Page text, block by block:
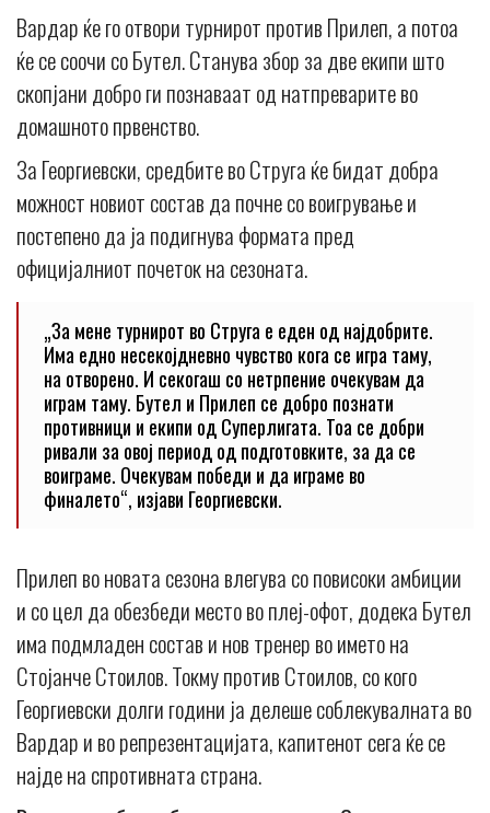
Вардар ќе го отвори турнирот против Прилеп, а потоа
ќе се соочи со Бутел. Станува збор за две екипи што
скопјани добро ги познаваат од натпреварите во
домашното првенство.
За Георгиевски, средбите во Струга ќе бидат добра
можност новиот состав да почне со воигрување и
постепено да ја подигнува формата пред
официјалниот почеток на сезоната.
„За мене турнирот во Струга е еден од најдобрите.
Има едно несекојдневно чувство кога се игра таму,
на отворено. И секогаш со нетрпение очекувам да
играм таму. Бутел и Прилеп се добро познати
противници и екипи од Суперлигата. Тоа се добри
ривали за овој период од подготовките, за да се
воиграме. Очекувам победи и да играме во
финалето“, изјави Георгиевски.
Прилеп во новата сезона влегува со повисоки амбиции
и со цел да обезбеди место во плеј-офот, додека Бутел
има подмладен состав и нов тренер во името на
Стојанче Стоилов. Токму против Стоилов, со кого
Георгиевски долги години ја делеше соблекувалната во
Вардар и во репрезентацијата, капитенот сега ќе се
најде на спротивната страна.